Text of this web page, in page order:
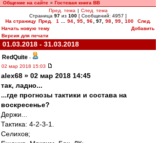
Общение на сайте » Гостевая книга ВВ
Пред. тема | След. тема
Страница 97 из 100 [ Сообщений: 4957 ]
На страницу Пред. 1 94 95 96 97, 98 99 100
След.
Начать новую тему
Добавить
Версия для печати
01.03.2018 - 31.03.2018
RedQuite -
02 мар 2018 15:03
alex68 » 02 мар 2018 14:45
так, ладно...
...где прогнозы тактики и состава на
воскресенье?
Держи...
Тактика: 4-2-3-1.
Селихов;